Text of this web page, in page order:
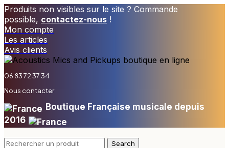
Produits non visibles sur le site ? Commande
possible, contactez-nous !
Mon compte
Les articles
Avis clients
06 83 72 37 34
Nous contacter
Boutique Française musicale depuis
2016
Search